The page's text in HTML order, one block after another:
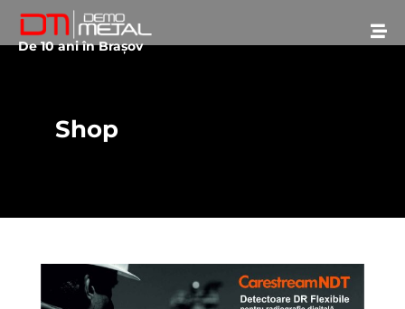
De 10 ani în Brașov
Shop